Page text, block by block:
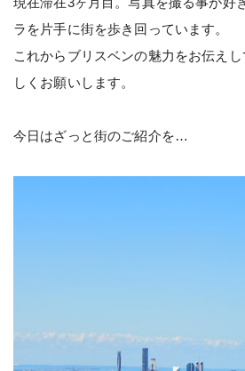
ラを片手に街を歩き回っています。
これからブリスベンの魅力をお伝え
しくお願いします。
今日はざっと街のご紹介を…